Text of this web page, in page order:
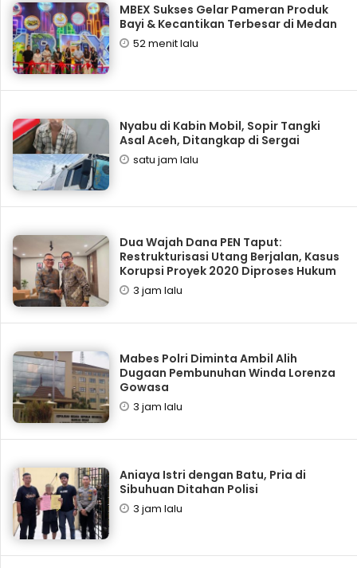
‎MBEX Sukses Gelar Pameran Produk
Bayi & Kecantikan Terbesar di Medan
52 menit lalu
Nyabu di Kabin Mobil, Sopir Tangki
Asal Aceh, Ditangkap di Sergai
satu jam lalu
Dua Wajah Dana PEN Taput:
Restrukturisasi Utang Berjalan, Kasus
Korupsi Proyek 2020 Diproses Hukum
3 jam lalu
Mabes Polri Diminta Ambil Alih
Dugaan Pembunuhan Winda Lorenza
Gowasa
3 jam lalu
Aniaya Istri dengan Batu, Pria di
Sibuhuan Ditahan Polisi
3 jam lalu